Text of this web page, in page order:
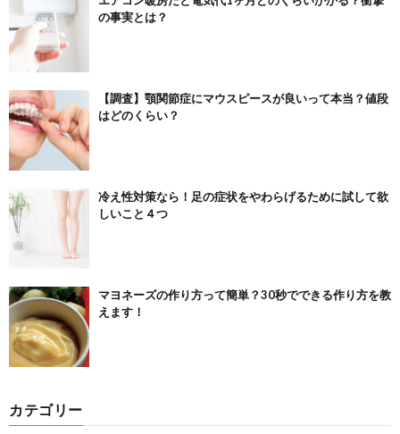
の事実とは？
【調査】顎関節症にマウスピースが良いって本当？値段
はどのくらい？
冷え性対策なら！足の症状をやわらげるために試して欲
しいこと４つ
マヨネーズの作り方って簡単？30秒でできる作り方を教
えます！
カテゴリー